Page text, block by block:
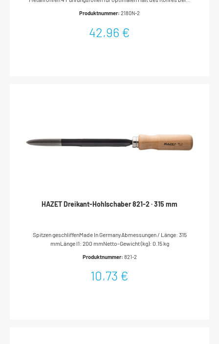
herausziehbarSchnellwechselsystem erlaubt schnellen,
Schneidrädchen (2180N-021): Je 1 montiert in Kopf und Drehknauf-
Produktnummer: 2180N-2
42,96 €
HAZET Dreikant-Hohlschaber 821-2 · 315 mm
Spitzen geschliffenMade In GermanyAbmessungen / Länge: 315
mmLänge l1: 200 mmNetto-Gewicht (kg): 0.15 kg
Produktnummer: 821-2
10,73 €